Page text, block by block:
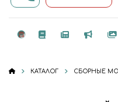
КАТАЛОГ СБОРНЫЕ